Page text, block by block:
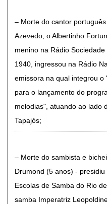
Morte do cantor
Azevedo, o Albertinho
menino na Rádio
1940, ingressou na Rádio
emissora na qual integrou o
para o lançamento do
melodias", atuando ao lado
Tapajós
Morte do sambista e
Drumond (5 anos) -
Escolas de Samba do Rio
samba Imperatriz